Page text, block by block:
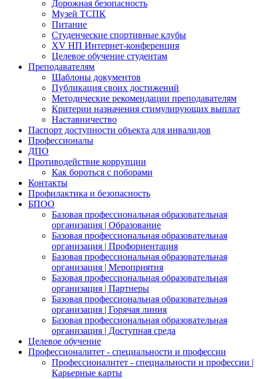
Дорожная безопасность
Музей ТСПК
Питание
Студенческие спортивные клубы
XV НП Интернет-конференция
Целевое обучение студентам
Преподавателям
Шаблоны документов
Публикация своих достижений
Методические рекомендации преподавателям
Критерии назначения стимулирующих выплат
Наставничество
Паспорт доступности объекта для инвалидов
Профессионалы
ДПО
Противодействие коррупции
Как бороться с поборами
Контакты
Профилактика и безопасность
БПОО
Базовая профессиональная образовательная
организация | Образование
Базовая профессиональная образовательная
организация | Профориентация
Базовая профессиональная образовательная
организация | Мероприятия
Базовая профессиональная образовательная
организация | Партнеры
Базовая профессиональная образовательная
организация | Горячая линия
Базовая профессиональная образовательная
организация | Доступная среда
Целевое обучение
Профессионалитет - специальности и профессии
Профессионалитет - специальности и профессии |
Карьерные карты